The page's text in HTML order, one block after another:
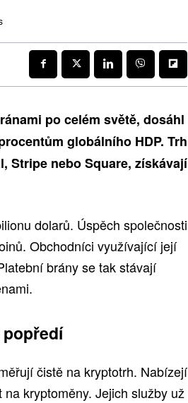
po celém světě, dosáhl
globálního HDP. Trh
Stripe nebo Square, získávají
dolarů. Úspěch společnosti
Obchodníci využívající její
brány se tak stávají
čistě na kryptotrh. Nabízejí
kryptoměny. Jejich služby už